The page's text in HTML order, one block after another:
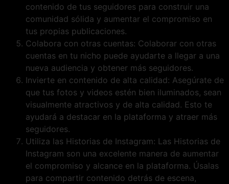
contenido de tus seguidores para construir una
comunidad sólida y aumentar el compromiso en
tus propias publicaciones.
Colabora con otras cuentas: Colaborar con otras
cuentas en tu nicho puede ayudarte a llegar a una
nueva audiencia y obtener más seguidores.
Invierte en contenido de alta calidad: Asegúrate de
que tus fotos y videos estén bien iluminados, sean
visualmente atractivos y de alta calidad. Esto te
ayudará a destacar en la plataforma y atraer más
seguidores.
Utiliza las Historias de Instagram: Las Historias de
Instagram son una excelente manera de aumentar
el compromiso y alcance en la plataforma. Úsalas
para compartir contenido detrás de escena,